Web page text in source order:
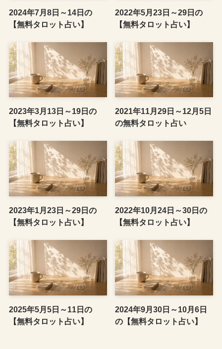
2024年7月8日～14日の
【無料タロット占い】
2022年5月23日～29日の
【無料タロット占い】
2023年3月13日～19日の
【無料タロット占い】
2021年11月29日～12月5日
の無料タロット占い
2023年1月23日～29日の
【無料タロット占い】
2022年10月24日～30日の
【無料タロット占い】
2025年5月5日～11日の
【無料タロット占い】
2024年9月30日～10月6日
の【無料タロット占い】